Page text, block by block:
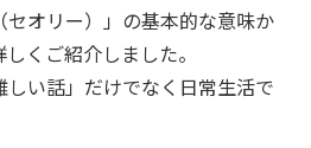
オリー）」の基本的な意味か
くご紹介しました。
しい話」だけでなく日常生活で